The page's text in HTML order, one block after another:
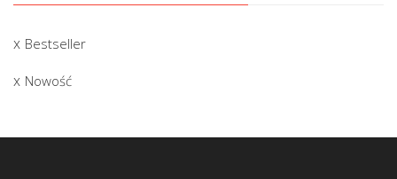
Bestseller
Nowość